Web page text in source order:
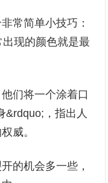
常简单小技巧：
现的颜色就是最
们将一个涂着口
&rdquo;，指出人
威。
的机会多一些，